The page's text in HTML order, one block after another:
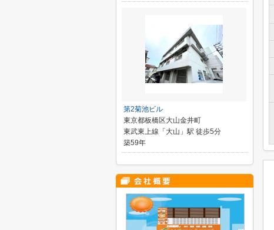
第2菊池ビル
東京都板橋区大山金井町
東武東上線「大山」駅 徒歩5分
築59年